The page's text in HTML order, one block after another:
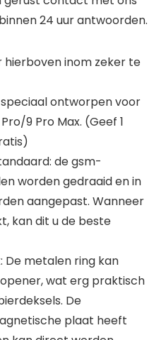
24 uur antwoorden.
inom zeker te
ontworpen voor
9 Pro Max. (Geef 1
de gsm-
worden gedraaid en in
aangepast. Wanneer
kan dit u de beste
De metalen ring kan
wat erg praktisch
De
plaat heeft